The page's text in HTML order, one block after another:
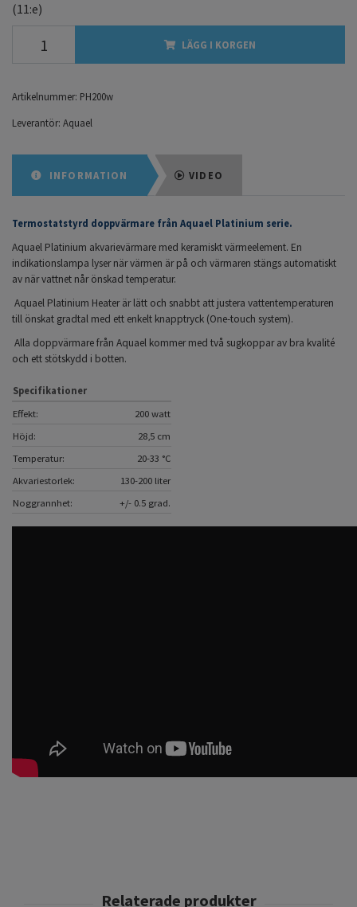
(11:e)
LÄGG I KORGEN
Artikelnummer: PH200w
Leverantör: Aquael
INFORMATION VIDEO
Termostatstyrd doppvärmare från Aquael Platinium serie.
Aquael Platinium akvarievärmare med keramiskt värmeelement. En
indikationslampa lyser när värmen är på och värmaren stängs automatiskt
av när vattnet når önskad temperatur.
Aquael Platinium Heater är lätt och snabbt att justera vattentemperaturen
till önskat gradtal med ett enkelt knapptryck (One-touch system).
Alla doppvärmare från Aquael kommer med två sugkoppar av bra kvalité
och ett stötskydd i botten.
Specifikationer
Effekt:
200 watt
Höjd:
28,5 cm
Temperatur:
20-33 °C
Akvariestorlek:
130-200 liter
Noggrannhet:
+/- 0.5 grad.